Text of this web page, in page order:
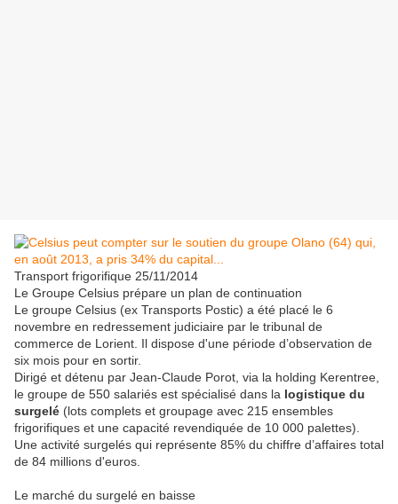
Transport frigorifique 25/11/2014
Le Groupe Celsius prépare un plan de continuation
Le groupe Celsius (ex Transports Postic) a été placé le 6
novembre en redressement judiciaire par le tribunal de
commerce de Lorient. Il dispose d'une période d’observation de
six mois pour en sortir.
Dirigé et détenu par Jean-Claude Porot, via la holding Kerentree,
le groupe de 550 salariés est spécialisé dans la logistique du
surgelé (lots complets et groupage avec 215 ensembles
frigorifiques et une capacité revendiquée de 10 000 palettes).
Une activité surgelés qui représente 85% du chiffre d’affaires total
de 84 millions d'euros.
Le marché du surgelé en baisse